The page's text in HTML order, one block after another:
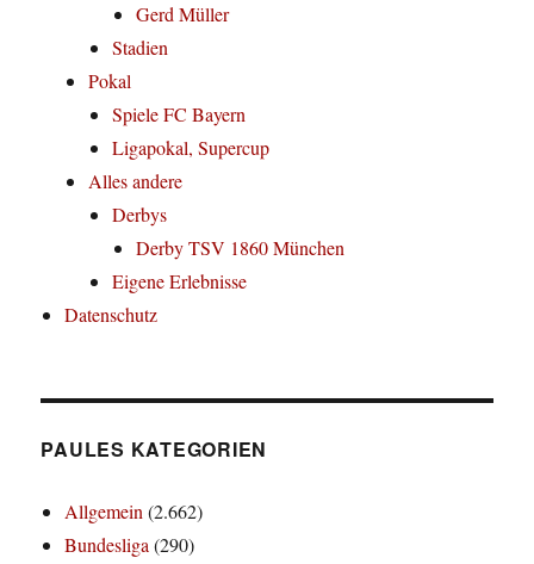
Gerd Müller
Stadien
Pokal
Spiele FC Bayern
Ligapokal, Supercup
Alles andere
Derbys
Derby TSV 1860 München
Eigene Erlebnisse
Datenschutz
PAULES KATEGORIEN
Allgemein(2.662)
Bundesliga(290)